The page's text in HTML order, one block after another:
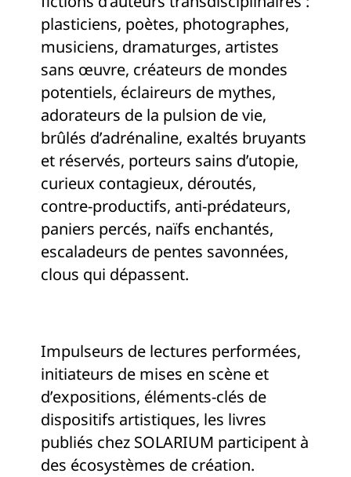
plasticiens, poètes, photographes,
musiciens, dramaturges, artistes
sans œuvre, créateurs de mondes
potentiels, éclaireurs de mythes,
adorateurs de la pulsion de vie,
brûlés d’adrénaline, exaltés bruyants
et réservés, porteurs sains d’utopie,
curieux contagieux, déroutés,
contre-productifs, anti-prédateurs,
paniers percés, naïfs enchantés,
escaladeurs de pentes savonnées,
clous qui dépassent.
Impulseurs de lectures performées,
initiateurs de mises en scène et
d’expositions, éléments-clés de
dispositifs artistiques, les livres
publiés chez SOLARIUM participent à
des écosystèmes de création.